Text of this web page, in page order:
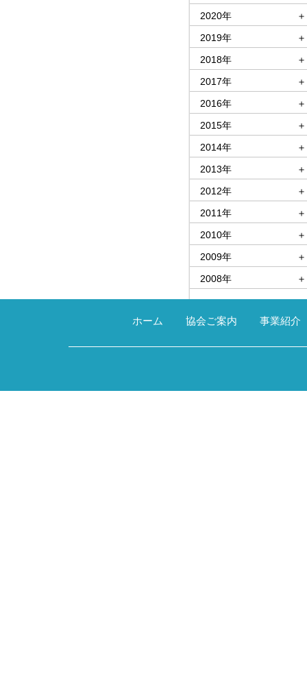
2020年
＋
2019年
＋
2018年
＋
2017年
＋
2016年
＋
2015年
＋
2014年
＋
2013年
＋
2012年
＋
2011年
＋
2010年
＋
2009年
＋
2008年
＋
ホーム 協会ご案内 事業紹介